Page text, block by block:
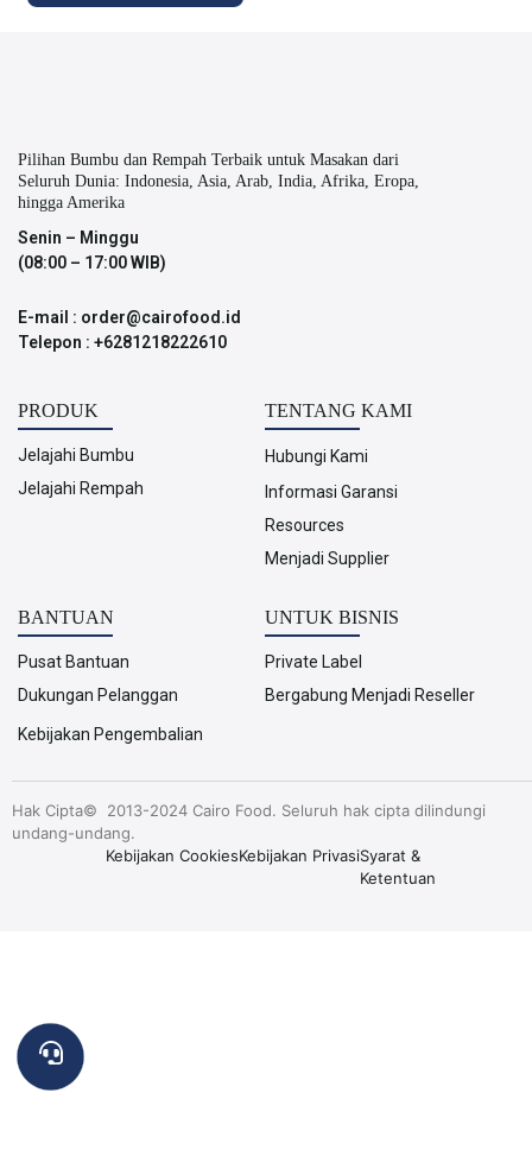
Pilihan Bumbu dan Rempah Terbaik untuk Masakan dari
Seluruh Dunia: Indonesia, Asia, Arab, India, Afrika, Eropa,
hingga Amerika
Senin – Minggu
(08:00 – 17:00 WIB)
E-mail : order@cairofood.id
Telepon : +6281218222610
PRODUK
Jelajahi Bumbu
Jelajahi Rempah
TENTANG KAMI
Hubungi Kami
Informasi Garansi
Resources
Menjadi Supplier
BANTUAN
Pusat Bantuan
Dukungan Pelanggan
Kebijakan Pengembalian
UNTUK BISNIS
Private Label
Bergabung Menjadi Reseller
Hak Cipta© 2013-2024 Cairo Food. Seluruh hak cipta dilindungi
undang-undang.
Kebijakan CookiesKebijakan PrivasiSyarat &
Ketentuan